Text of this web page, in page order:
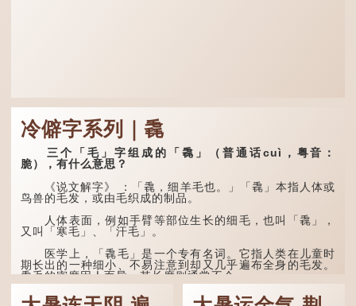
冷僻字系列｜毳
三个「毛」字组成的「毳」（普通话cuì，粤音：
脆），有什么意思？
《说文解字》 ：「毳，细羊毛也。」「毳」本指人体或
鸟兽的毛发，或由毛织成的制品。
人体表面，例如手臂等部位生长的细毛，也叫「毳」，
又叫「寒毛」、「汗毛」。
医学上，「毳毛」是一个专有名词。它指人类在儿童时
期长出的一种细小、不易注意到却又几乎遍布全身的毛发。
毳毛的密度因人而异，其长度则通常不会...